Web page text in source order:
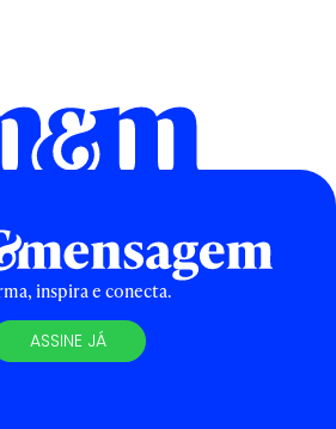
inspira e conecta.
ASSINE JÁ